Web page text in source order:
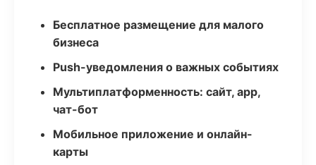
Бесплатное размещение для малого
бизнеса
Push-уведомления о важных событиях
Мультиплатформенность: сайт, app,
чат-бот
Мобильное приложение и онлайн-
карты